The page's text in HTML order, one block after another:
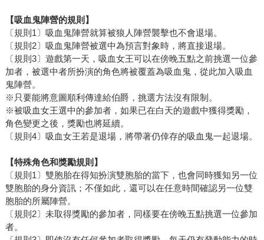
【吸血鬼陣營的規則】
〔規則1〕吸血鬼陣營就算被狼人陣營襲擊也不會退場。
〔規則2〕吸血鬼陣營被選中為預言對象時，將直接退場。
〔規則3〕遊戲第一天，吸血女王可以在傍晚五點之前挑選一位參
加者，被選中者所扮演的角色將被覆蓋為吸血鬼，從此加入吸血
鬼陣營。
※只要能將意圖順利傳達給伯爵，挑選方法沒有限制。
※被吸血女王選中的參加者，如果已在白天的遊戲中獲得獎勵，
角色變更之後，獎勵也將延續。
〔規則4〕吸血女王若是退場，將帶著仍倖存的吸血鬼一起退場。
【特殊角色和獎勵規則】
〔規則1〕雙胞胎在得知扮演雙胞胎的當下，也會同時獲知另一位
雙胞胎的身分資訊；不僅如此，還可以在任意時間確認另一位雙
胞胎的所屬陣營。
〔規則2〕未取得獎勵的參加者，同樣要在傍晚五點挑選一位參加
者。